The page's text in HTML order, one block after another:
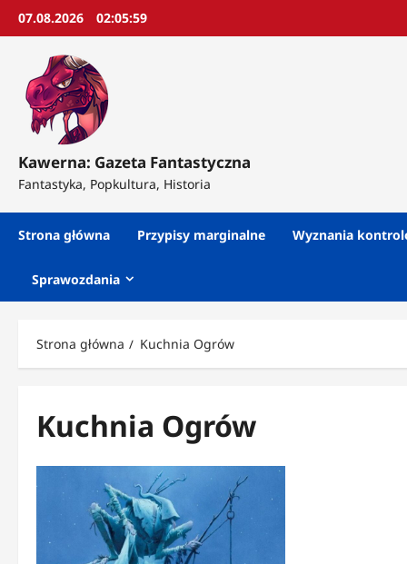
Przejdź
07.08.2026 02:06:01
Kawerna: Gazeta Fantastyczna
Fantastyka, Popkultura, Historia
Strona główna Przypisy marginalne Wyznania
Sprawozdania
Strona główna Kuchnia Ogrów
Kuchnia Ogrów